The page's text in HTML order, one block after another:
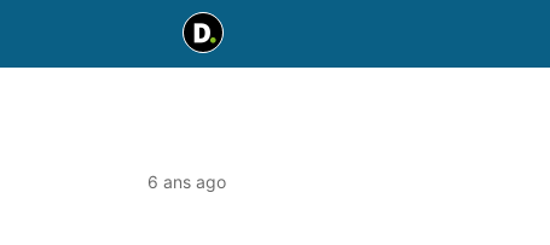
6 ans ago